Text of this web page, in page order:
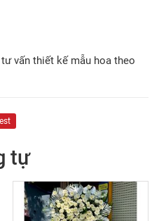
tư vấn thiết kế mẫu hoa theo
tự